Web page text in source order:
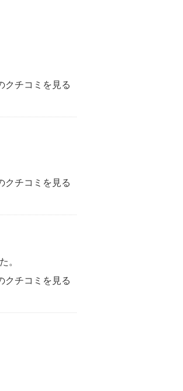
クチコミを見る
クチコミを見る
。
クチコミを見る